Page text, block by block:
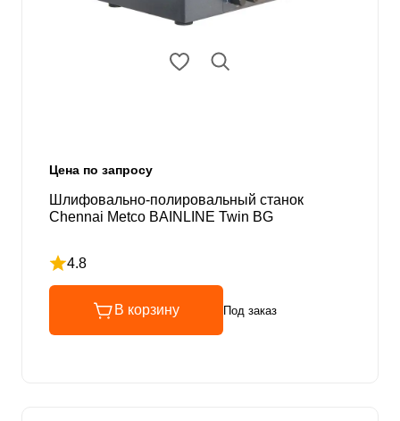
Цена по запросу
Шлифовально-полировальный станок
Chennai Metco BAINLINE Twin BG
4.8
Рейтинг 4.8 из 5
В корзину Под заказ